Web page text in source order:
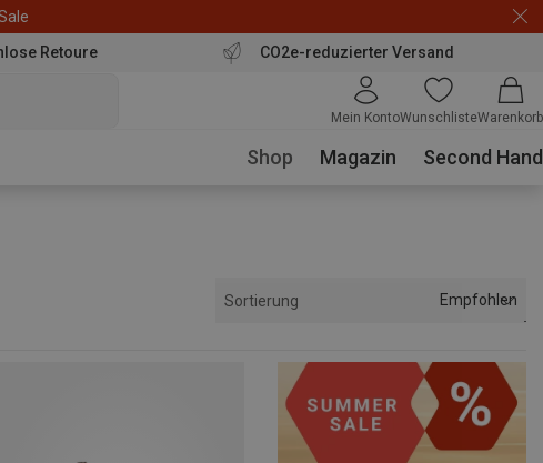
Retoure CO2e-reduzierter Versand
Mein KontoWunschlisteWarenkorb
Shop Magazin Second Hand
Sortierung Empfohlen